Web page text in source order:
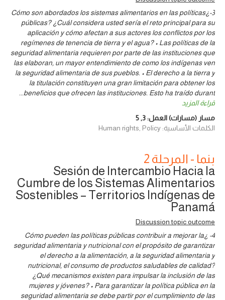
3-¿Cómo son abordados los sistemas alimentarios en las políticas
públicas? ¿Cuál considera usted sería el reto principal para su
aplicación y cómo afectan a sus actores los conflictos por los
regímenes de tenencia de tierra y el agua? • Las políticas de la
seguridad alimentaria requieren por parte de las instituciones que
las elaboran, un mayor entendimiento de como los indígenas ven
la seguridad alimentaria de sus pueblos. • El derecho a la tierra y
la titulación constituyen una gran limitación para obtener los
beneficios que ofrecen las instituciones. Esto ha traído durant
...
قراءة المزيد
مسار (مسارات) العمل:3
,
5
الكلمات الأساسية: Human rights, Policy
بنما - المرحلة 2
Sesión de Intercambio Hacia la
Cumbre de los Sistemas Alimentarios
Sostenibles – Territorios Indígenas de
Panamá
Discussion topic outcome
4- ¿Cómo pueden las políticas públicas contribuir a mejorar la
seguridad alimentaria y nutricional con el propósito de garantizar
el derecho a la alimentación, a la seguridad alimentaria y
nutricional, el consumo de productos saludables de calidad?
¿Qué mecanismos existen para impulsar la inclusión de las
mujeres y jóvenes? • Para garantizar la política pública en la
seguridad alimentaria se debe partir por el cumplimiento de las